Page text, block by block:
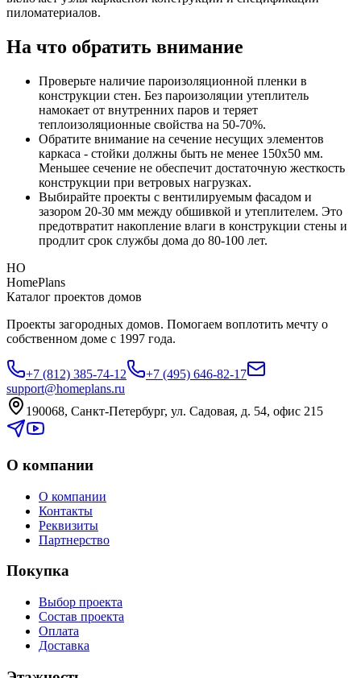
пиломатериалов.
На что обратить внимание
Проверьте наличие пароизоляционной пленки в
конструкции стен. Без пароизоляции утеплитель
намокает от внутренних паров и теряет
теплоизоляционные свойства на 50-70%.
Обратите внимание на сечение несущих элементов
каркаса - стойки должны быть не менее 150х50 мм.
Меньшее сечение не обеспечит достаточную жесткость
конструкции при ветровых нагрузках.
Выбирайте проекты с вентилируемым фасадом и
зазором 20-30 мм между обшивкой и утеплителем. Это
предотвратит накопление влаги в конструкции стены и
продлит срок службы дома до 80-100 лет.
HO
HomePlans
Каталог проектов домов
Проекты загородных домов. Помогаем воплотить мечту о
собственном доме с 1997 года.
+7 (812) 385-74-12
+7 (495) 646-82-17
support@homeplans.ru
190068, Санкт-Петербург, ул. Садовая, д. 54, офис 215
О компании
О компании
Контакты
Реквизиты
Партнерство
Покупка
Выбор проекта
Состав проекта
Оплата
Доставка